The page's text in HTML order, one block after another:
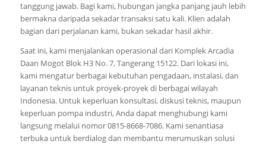
tanggung jawab. Bagi kami, hubungan jangka panjang jauh lebih
bermakna daripada sekadar transaksi satu kali. Klien adalah
bagian dari perjalanan kami, bukan sekadar hasil akhir.
Saat ini, kami menjalankan operasional dari Komplek Arcadia
Daan Mogot Blok H3 No. 7, Tangerang 15122. Dari lokasi ini,
kami mengatur berbagai kebutuhan pengadaan, instalasi, dan
layanan teknis untuk proyek-proyek di berbagai wilayah
Indonesia. Untuk keperluan konsultasi, diskusi teknis, maupun
keperluan pompa industri, Anda dapat menghubungi kami
langsung melalui nomor 0815-8668-7086. Kami senantiasa
terbuka untuk berdialog dan membantu merumuskan solusi